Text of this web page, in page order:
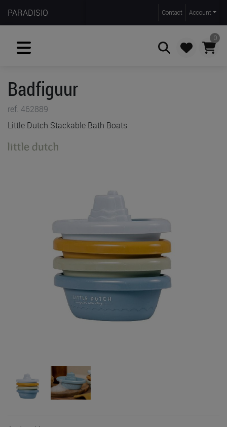
PARADISIO Contact Account
0
Badfiguur
ref. 462889
Little Dutch Stackable Bath Boats